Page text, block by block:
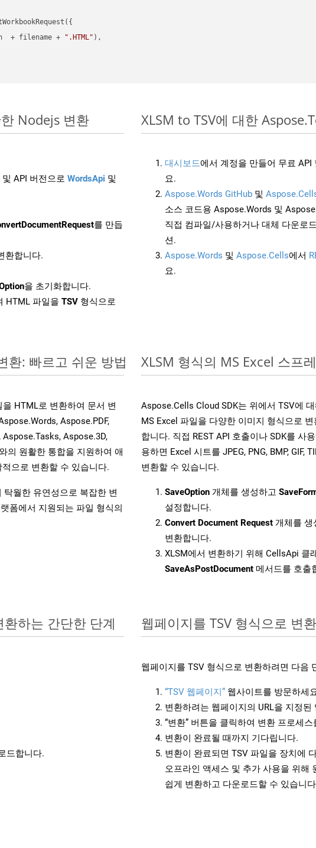
+ filename + ".HTML" ),
Nodejs 변환
API 버전으로 WordsApi 및
를 만듭
환합니다.
을 초기화합니다.
HTML 파일을 TSV 형식으로
XLSM to TSV에 대한
대시보드에서 계정을 만들어 무료
요.
Aspose.Words GitHub 및
소스 코드용 Aspose.Words 및
직접 컴파일/사용하거나 대체 다운로
션.
Aspose.Words 및 Aspose.Cells에서
요.
환: 빠르고 쉬운 방법
HTML로 변환하여 문서 변
Aspose.PDF,
Aspose.3D,
의 원활한 통합을 지원하여 애
으로 변환할 수 있습니다.
월한 유연성으로 복잡한 변
폼에서 지원되는 파일 형식의
XLSM 형식의 MS Excel 스프
Aspose.Cells Cloud SDK는 위에서 TSV에
MS Excel 파일을 다양한 이미지 형식으로
합니다. 직접 REST API 호출이나 SDK를 사
용하면 Excel 시트를 JPEG, PNG, BMP, GIF,
변환할 수 있습니다.
SaveOption 개체를 생성하고
설정합니다.
Convert Document Request 개체를 생
변환합니다.
XLSM에서 변환하기 위해 CellsApi 클
SaveAsPostDocument 메서드를 호출
환하는 간단한 단계
드합니다.
웹페이지를 TSV 형식으로 변
웹페이지를 TSV 형식으로 변환하려면 다음
“TSV 웹페이지” 웹사이트를 방문하세
변환하려는 웹페이지의 URL을 지정된
“변환” 버튼을 클릭하여 변환 프로세
변환이 완료될 때까지 기다립니다.
변환이 완료되면 TSV 파일을 장치에
오프라인 액세스 및 추가 사용을 위해
쉽게 변환하고 다운로드할 수 있습니